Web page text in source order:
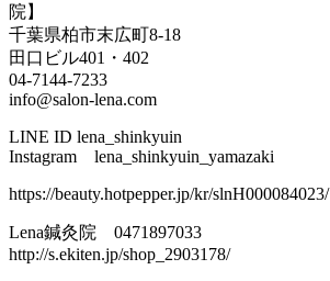
院】
千葉県柏市末広町8-18
田口ビル401・402
04-7144-7233
info@salon-lena.com
LINE ID lena_shinkyuin
Instagram lena_shinkyuin_yamazaki
https://beauty.hotpepper.jp/kr/slnH000084023/
Lena鍼灸院 0471897033
http://s.ekiten.jp/shop_2903178/